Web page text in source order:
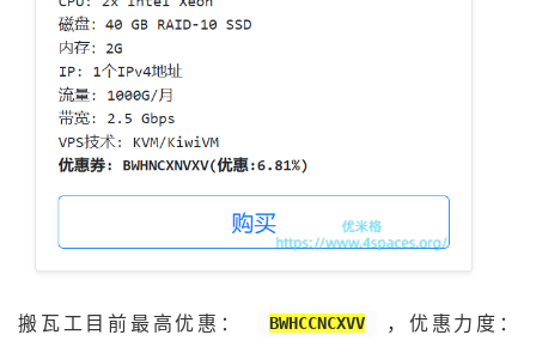
搬瓦工目前最高优惠： BWHCCNCXVV
，优惠力度：